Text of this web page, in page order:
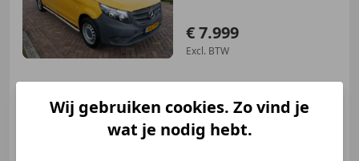
€ 7.999
Excl. BTW
12/2020 64.543 km Elektrisch 85 kW (116 PK)
Wij gebruiken cookies. Zo vind je
wat je nodig hebt.